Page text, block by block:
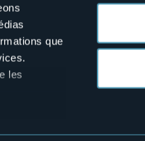
que
les
sociaux